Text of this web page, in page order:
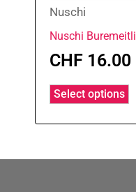
Nuschi
Nuschi Buremeitli
CHF 16.00
Select options